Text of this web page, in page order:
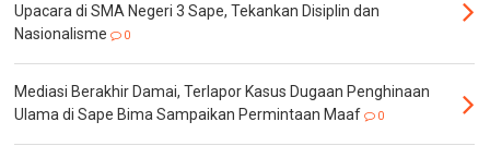
Upacara di SMA Negeri 3 Sape, Tekankan Disiplin dan
Nasionalisme
0
Mediasi Berakhir Damai, Terlapor Kasus Dugaan Penghinaan
Ulama di Sape Bima Sampaikan Permintaan Maaf
0